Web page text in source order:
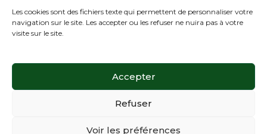
Les cookies sont des fichiers texte qui permettent de personnaliser votre
navigation sur le site. Les accepter ou les refuser ne nuira pas à votre
visite sur le site.
Accepter
Refuser
Voir les préférences
Formations
Plan du site